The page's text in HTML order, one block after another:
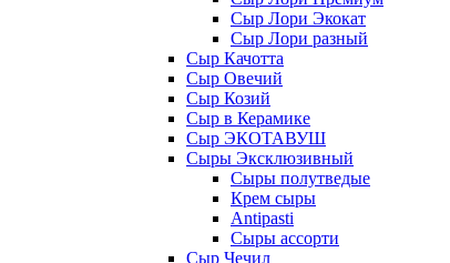
Сыр Лори Экокат
Сыр Лори разный
Сыр Качотта
Сыр Овечий
Сыр Козий
Сыр в Керамике
Сыр ЭКОТАВУШ
Сыры Эксклюзивный
Сыры полутведые
Крем сыры
Antipasti
Сыры ассорти
Сыр Чечил